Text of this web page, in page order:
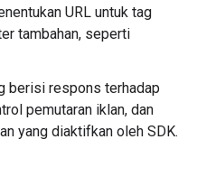
URL untuk tag
tambahan, seperti
berisi respons terhadap
pemutaran iklan, dan
yang diaktifkan oleh SDK.